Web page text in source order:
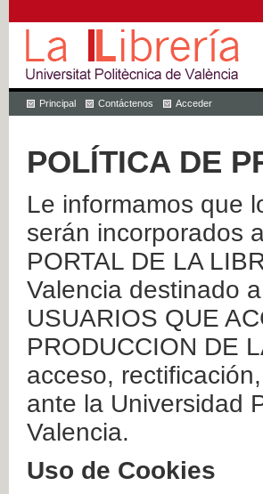
Principal Contáctenos Acceder
POLÍTICA DE
Le informamos que
serán incorporados
PORTAL DE LA
Valencia destinado
USUARIOS QUE
PRODUCCION DE
acceso,
ante la Universidad
Valencia.
Uso de Cookies